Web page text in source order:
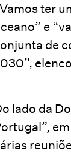
ter
e
de
lado da